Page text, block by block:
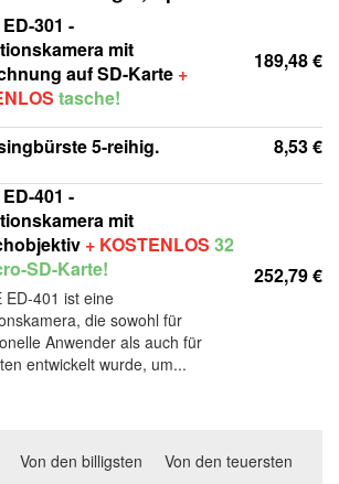
301 -
mit
auf SD-Karte +
tasche!
189,48 €
5-reihig.
8,53 €
401 -
mit
+ KOSTENLOS 32
SD-Karte!
ED-401 ist eine
die sowohl für
Anwender als auch für
entwickelt wurde, um...
252,79 €
Von den billigsten
Von den teuersten